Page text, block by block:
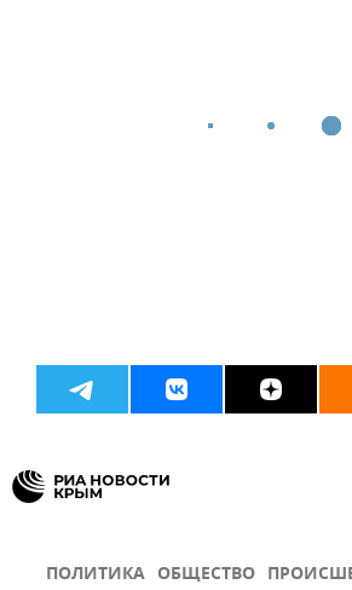
ПОЛИТИКА ОБЩЕСТВО